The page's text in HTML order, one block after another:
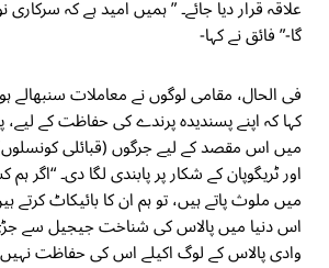
علاقہ قرار دیا جائے۔ ” ہمیں امید ہے کہ
گا-” فائق نے کہا-
فی الحال، مقامی لوگوں نے معاملات سنبھالے
میں اس مقصد کے لیے جرگوں (قبائلی کونسلوں)
اور ٹریگوپان کے شکار پر پابندی لگا دی۔
میں ملوث پاتے ہیں، تو ہم ان کا بائیکاٹ کرتے
اس دنیا میں پالاس کی شناخت جیجیل سے
وادی پالاس کے لوگ اکیلے اس کی حفاظت